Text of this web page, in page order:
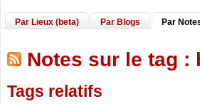
Par Lieux (beta) Par Blogs Par
Notes sur le tag :
Tags relatifs